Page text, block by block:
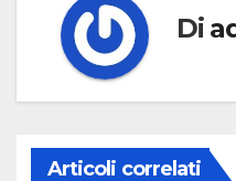
Di
Articoli correlati